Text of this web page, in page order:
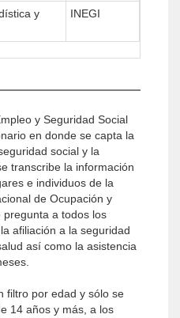
y
INEGI
y Seguridad Social
en donde se capta la
social y la
transcribe la información
e individuos de la
de Ocupación y
pregunta a todos los
afiliación a la seguridad
así como la asistencia
filtro por edad y sólo se
14 años y más, a los